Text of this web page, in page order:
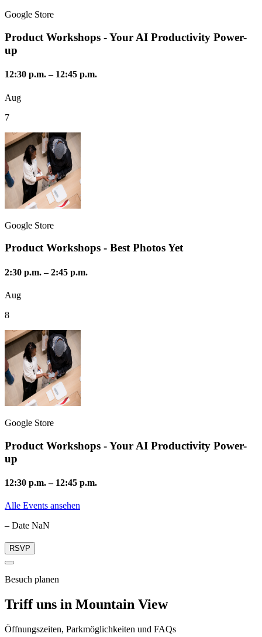
Google Store
Product Workshops - Your AI Productivity Power-
up
12:30 p.m.– 12:45 p.m.
Aug
7
Google Store
Product Workshops - Best Photos Yet
2:30 p.m.–2:45 p.m.
Aug
8
Google Store
Product Workshops - Your AI Productivity Power-
up
12:30 p.m.– 12:45 p.m.
Alle Events ansehen
– Date NaN
RSVP
Besuch planen
Triff uns in Mountain View
Öffnungszeiten, Parkmöglichkeiten und FAQs